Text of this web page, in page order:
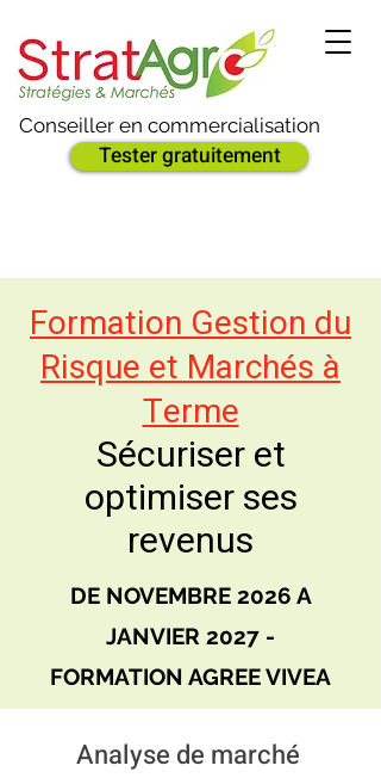
Tester gratuitement
Conseiller en commercialisation
Formation Gestion du
Risque et Marchés à
Terme
Sécuriser et
optimiser ses
revenus
DE NOVEMBRE 2026 A
JANVIER 2027 -
FORMATION AGREE VIVEA
Analyse de marché